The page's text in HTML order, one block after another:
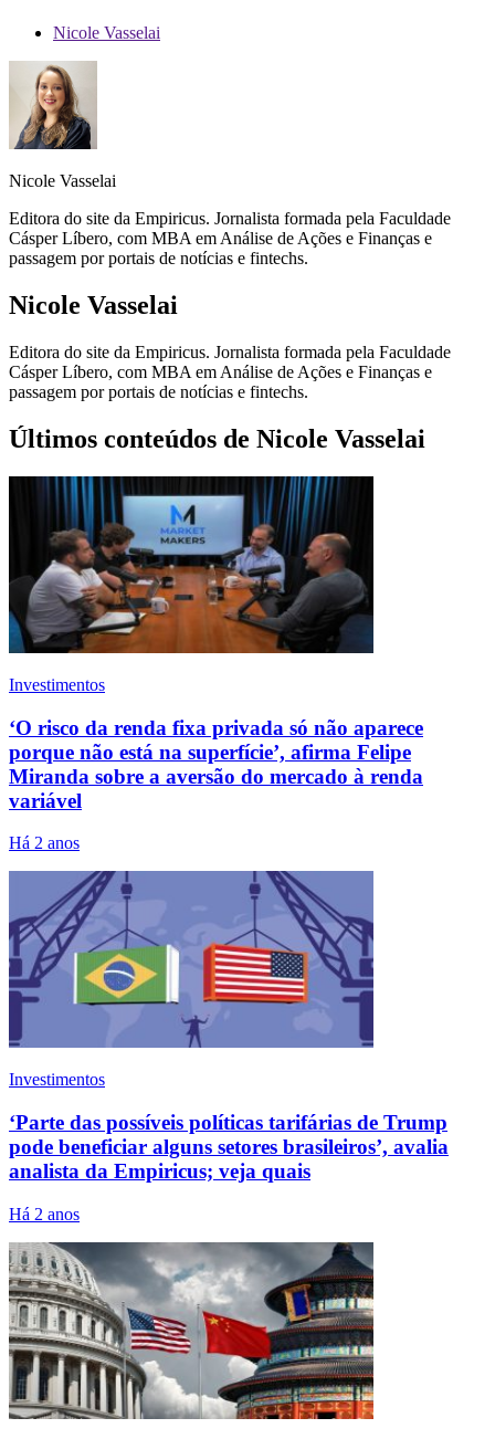
Nicole Vasselai
Nicole Vasselai
Editora do site da Empiricus. Jornalista formada pela Faculdade
Cásper Líbero, com MBA em Análise de Ações e Finanças e
passagem por portais de notícias e fintechs.
Nicole Vasselai
Editora do site da Empiricus. Jornalista formada pela Faculdade
Cásper Líbero, com MBA em Análise de Ações e Finanças e
passagem por portais de notícias e fintechs.
Últimos conteúdos de Nicole Vasselai
Investimentos
‘O risco da renda fixa privada só não aparece
porque não está na superfície’, afirma Felipe
Miranda sobre a aversão do mercado à renda
variável
Há 2 anos
Investimentos
‘Parte das possíveis políticas tarifárias de Trump
pode beneficiar alguns setores brasileiros’, avalia
analista da Empiricus; veja quais
Há 2 anos